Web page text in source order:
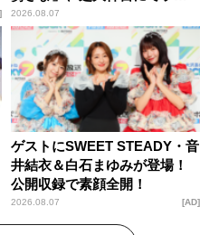
パンプスが合格祈願！
2026.08.07
ゲストにSWEET STEADY・音
井結衣＆白石まゆみが登場！
公開収録で素顔全開！
2026.08.07 AD